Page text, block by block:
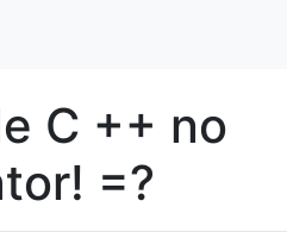
C ++ no
=?